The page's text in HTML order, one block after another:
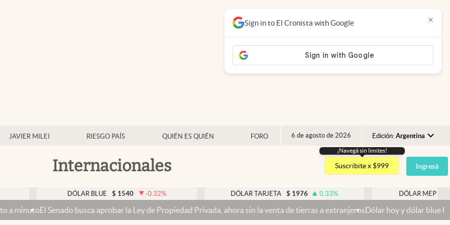
JAVIER MILEI RIESGO PAÍS QUIÉN ES QUIÉN FORO 6 de agosto de 2026 Edición: Argentina
Argentina
España
USA
Colombia
Internacionales
¡Navegá sin limites!
Suscribite x $999 Ingresá
DÓLAR BLUE $ 1540 -0.32 % DÓLAR TARJETA $ 1976 0.33% DÓLAR MEP $ 1518,45
Senado busca aprobar la Ley de Propiedad Privada, ahora sin la venta de tierras a extranjerosDólar hoy y dólar blue hoy: cuál es
Sign in to El Cronista with Google ×